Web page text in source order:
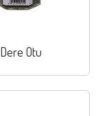
Dere Otu